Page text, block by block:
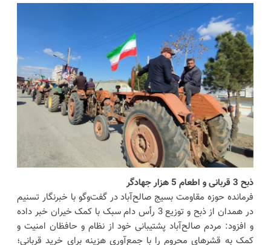
ذبح 3 قربانی و اطعام 5 هزار جهادگر
فرمانده حوزه مقاومت بسیج صالح‌آباد در گفت‌وگو با خبرنگار تسنیم
در همدان از ذبح و توزیع 3 رأس دام سبک با کمک خیران خبر داده
و افزود: مردم صالح‌آباد پشتیبانی خود از نظام و حافظان امنیت و
کمک به قشرهای محروم را با جمع‌آوری هزینه برای خرید قربانی؛